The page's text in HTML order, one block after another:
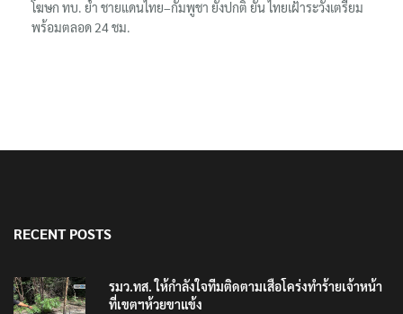
โฆษก ทบ. ย้ำ ชายแดนไทย–กัมพูชา ยังปกติ ยัน ไทยเฝ้าระวังเตรียม
พร้อมตลอด 24 ชม.
RECENT POSTS
รมว.ทส. ให้กำลังใจทีมติดตามเสือโคร่งทำร้ายเจ้าหน้า
ที่เขตฯห้วยขาแข้ง